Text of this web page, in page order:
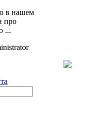
в нашем
про
...